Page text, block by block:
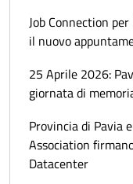
Job Connection
il nuovo
25 Aprile 2026:
giornata di
Provincia di Pavia
Association
Datacenter